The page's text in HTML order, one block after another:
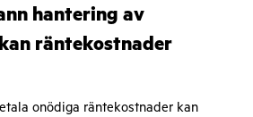
hantering av
räntekostnader
onödiga räntekostnader kan